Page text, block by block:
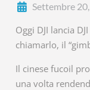
Settembre
Oggi DJI lancia
chiamarlo, il
Il cinese fucoil
una volta